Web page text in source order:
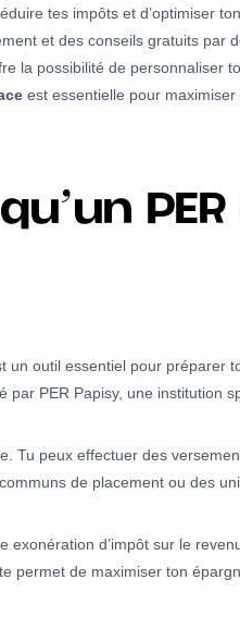
tes impôts et d’optimiser ton
et des conseils gratuits par
la possibilité de personnaliser
est essentielle pour
un outil essentiel pour préparer
par PER Papisy, une institution
Tu peux effectuer des
de placement ou des
exonération d’impôt sur le
permet de maximiser ton